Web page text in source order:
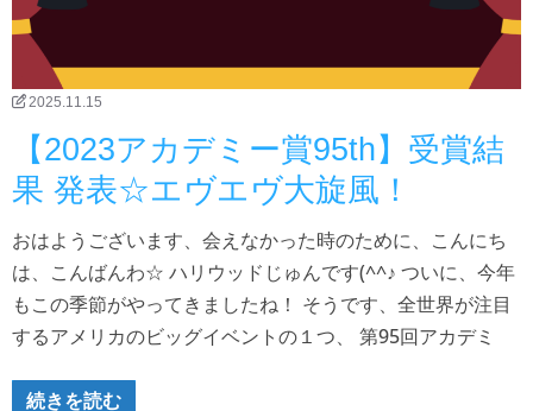
2025.11.15
【2023アカデミー賞95th】受賞結
果 発表☆エヴエヴ大旋風！
おはようございます、会えなかった時のために、こんにち
は、こんばんわ☆ ハリウッドじゅんです(^^♪ ついに、今年
もこの季節がやってきましたね！ そうです、全世界が注目
するアメリカのビッグイベントの１つ、 第95回アカデミ
続きを読む